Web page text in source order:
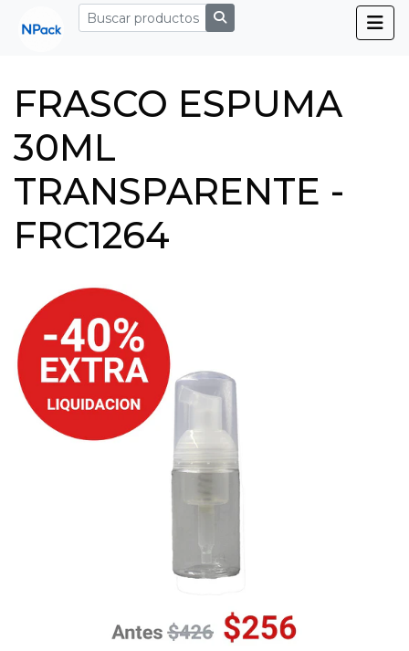
FRASCO ESPUMA
30ML
TRANSPARENTE -
FRC1264